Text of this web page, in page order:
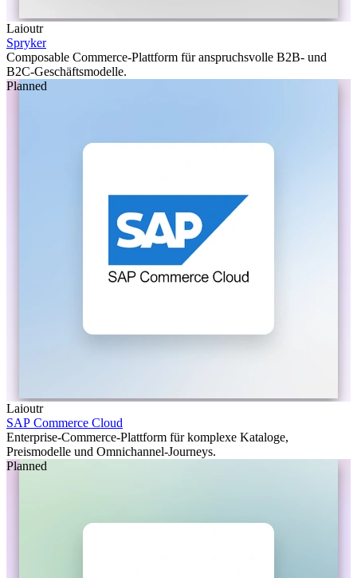
Laioutr
Spryker
Composable Commerce-Plattform für anspruchsvolle B2B- und
B2C-Geschäftsmodelle.
Planned
Laioutr
SAP Commerce Cloud
Enterprise-Commerce-Plattform für komplexe Kataloge,
Preismodelle und Omnichannel-Journeys.
Planned